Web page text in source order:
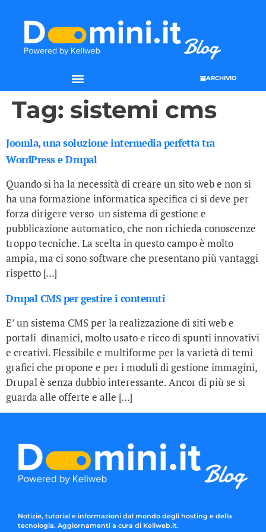
ARCHIVIO
Tag: sistemi cms
Joomla, una soluzione intermedia perfetta tra
WordPress e Drupal
Quando si ha la necessità di creare un sito web e non si
ha una formazione informatica specifica ci si deve per
forza dirigere verso un sistema di gestione e
pubblicazione automatico, che non richieda conoscenze
troppo tecniche. La scelta in questo campo è molto
ampia, ma ci sono software che presentano più vantaggi
rispetto […]
Drupal CMS per gestire i contenuti
E’ un sistema CMS per la realizzazione di siti web e
portali dinamici, molto usato e ricco di spunti innovativi
e creativi. Flessibile e multiforme per la varietà di temi
grafici che propone e per i moduli di gestione immagini,
Drupal è senza dubbio interessante. Ancor di più se si
guarda alle offerte e alle […]
Notizie, tutorial e informazioni dal mondo degli hosting e della
tecnologia. Aggiornamenti a cura di Keliweb.it.